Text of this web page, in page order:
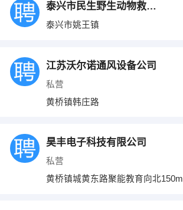
泰兴市民生野生动物救护中心
泰兴市姚王镇
江苏沃尔诺通风设备公司
私营
黄桥镇韩庄路
昊丰电子科技有限公司
私营
黄桥镇城黄东路聚能教育向北150m